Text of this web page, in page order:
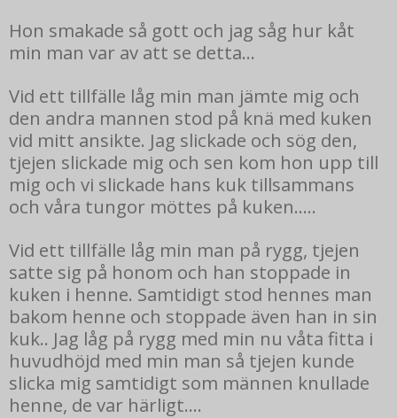
Hon smakade så gott och jag såg hur kåt
min man var av att se detta...
Vid ett tillfälle låg min man jämte mig och
den andra mannen stod på knä med kuken
vid mitt ansikte. Jag slickade och sög den,
tjejen slickade mig och sen kom hon upp till
mig och vi slickade hans kuk tillsammans
och våra tungor möttes på kuken.....
Vid ett tillfälle låg min man på rygg, tjejen
satte sig på honom och han stoppade in
kuken i henne. Samtidigt stod hennes man
bakom henne och stoppade även han in sin
kuk.. Jag låg på rygg med min nu våta fitta i
huvudhöjd med min man så tjejen kunde
slicka mig samtidigt som männen knullade
henne, de var härligt....